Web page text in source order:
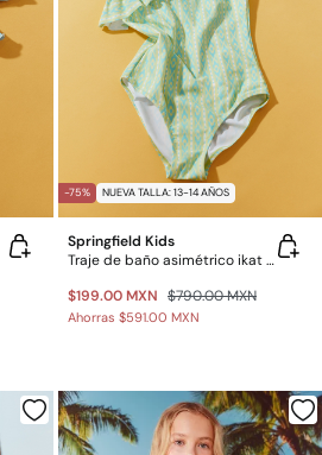
-75% NUEVA TALLA: 13-14 AÑOS
Springfield Kids
Traje de baño asimétrico ikat para niña
$199.00 MXN $790.00 MXN
Ahorras $591.00 MXN